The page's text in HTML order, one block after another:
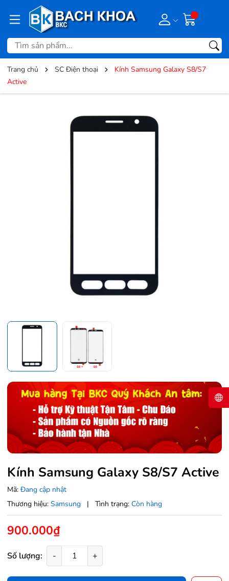
Trang chủ SC Điện thoại
Kính Samsung Galaxy S8/S7
Active
Kính Samsung Galaxy S8/S7 Active
Mã: Đang cập nhật
Thương hiệu: Samsung | Tình trạng: Còn hàng
900.000₫
Số lượng: - +